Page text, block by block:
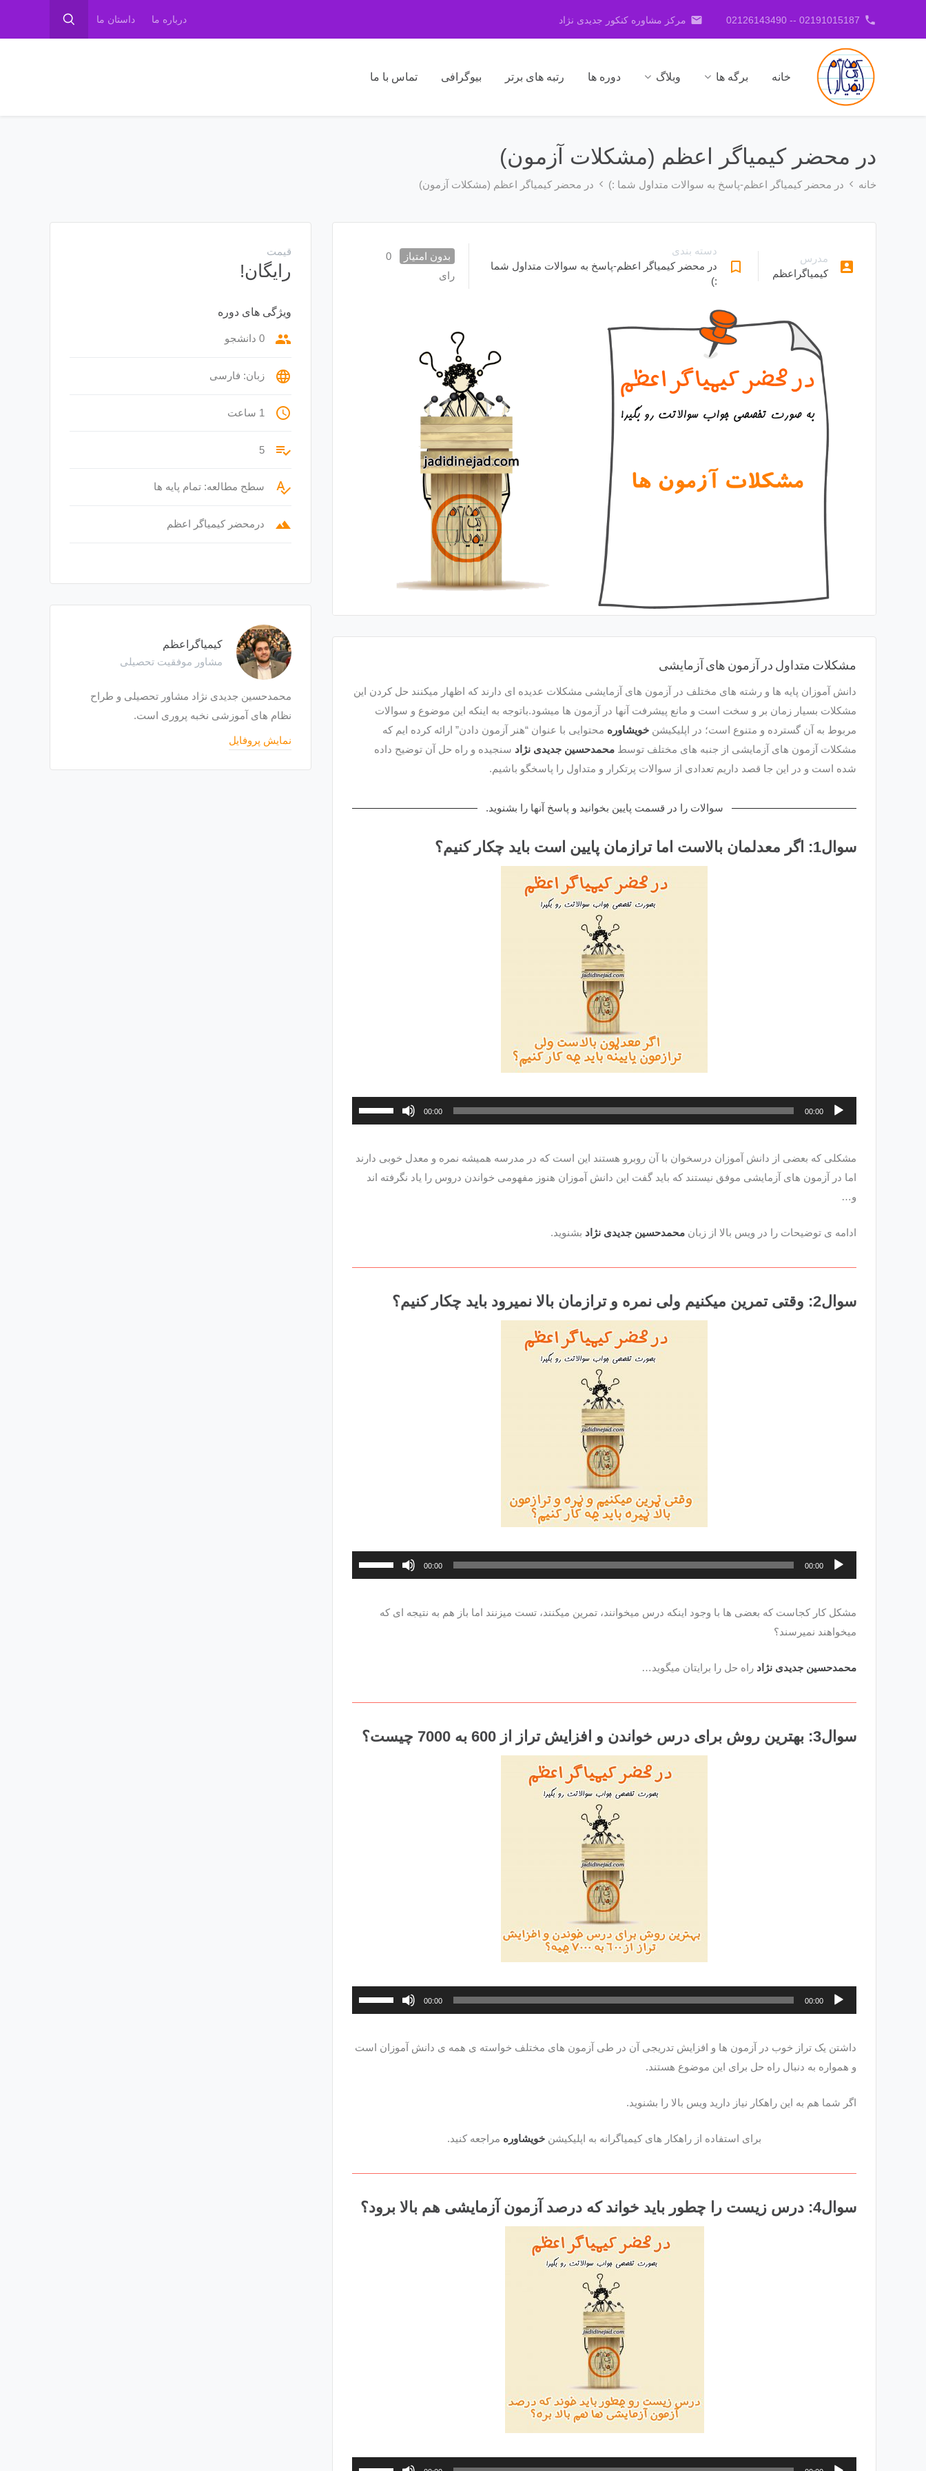
phone
02191015187 -- 02126143490
email مرکز مشاوره کنکور جدیدی نژاد درباره ما داستان ما
خانه برگه ها وبلاگ دوره ها رتبه های برتر بیوگرافی تماس با ما
در محضر کیمیاگر اعظم (مشکلات آزمون)
خانه در محضر کیمیاگر اعظم-پاسخ به سوالات متداول شما :) در محضر کیمیاگر اعظم (مشکلات آزمون)
account_box
مدرس
کیمیاگراعظم
bookmark_border
دسته بندی
در محضر کیمیاگر اعظم-پاسخ به سوالات متداول شما
:)
بدون امتیاز
0
رای
مشکلات متداول در آزمون های آزمایشی
دانش آموزان پایه ها و رشته های مختلف در آزمون های آزمایشی مشکلات عدیده ای دارند که اظهار میکنند حل کردن این
مشکلات بسیار زمان بر و سخت است و مانع پیشرفت آنها در آزمون ها میشود.باتوجه به اینکه این موضوع و سوالات
مربوط به آن گسترده و متنوع است؛ در اپلیکیشن خویشاوره محتوایی با عنوان “هنر آزمون دادن” ارائه کرده ایم که
مشکلات آزمون های آزمایشی از جنبه های مختلف توسط محمدحسین جدیدی نژاد سنجیده و راه حل آن توضیح داده
شده است و در این جا قصد داریم تعدادی از سوالات پرتکرار و متداول را پاسخگو باشیم.
سوالات را در قسمت پایین بخوانید و پاسخ آنها را بشنوید.
سوال1: اگر معدلمان بالاست اما ترازمان پایین است باید چکار کنیم؟
پخش‌کننده
صوت
00:00
00:00
برای
افزایش
کاهشمشکلی که بعضی از دانش آموزان درسخوان با آن روبرو هستند این است که در مدرسه همیشه نمره و معدل خوبی دارند
اما در آزمون های آزمایشی موفق نیستند که باید گفت این دانش آموزان هنوز مفهومی خواندن دروس را یاد نگرفته اند
و…
ادامه ی توضیحات را در ویس بالا از زبان محمدحسین جدیدی نژاد بشنوید.
سوال2: وقتی تمرین میکنیم ولی نمره و ترازمان بالا نمیرود باید چکار کنیم؟
پخش‌کننده
صوت
00:00
00:00
برای
افزایش
مشکل کار کجاست که بعضی ها با وجود اینکه درس میخوانند، تمرین میکنند، تست میزنند اما باز هم به نتیجه ای که
میخواهند نمیرسند؟
محمدحسین جدیدی نژاد راه حل را برایتان میگوید…
سوال3: بهترین روش برای درس خواندن و افزایش تراز از 600 به 7000 چیست؟
پخش‌کننده
صوت
00:00
00:00
برای
افزایش
کاهشداشتن یک تراز خوب در آزمون ها و افزایش تدریجی آن در طی آزمون های مختلف خواسته ی همه ی دانش آموزان است
و همواره به دنبال راه حل برای این موضوع هستند.
اگر شما هم به این راهکار نیاز دارید ویس بالا را بشنوید.
برای استفاده از راهکار های کیمیاگرانه به اپلیکیشن خویشاوره مراجعه کنید.
سوال4: درس زیست را چطور باید خواند که درصد آزمون آزمایشی هم بالا برود؟
پخش‌کننده برای
قیمت
رایگان!
ویژگی های دوره
group 0 دانشجو
language زبان: فارسی
access_time 1 ساعت
playlist_add_check
5
spellcheck سطح مطالعه: تمام پایه ها
terrain درمحضر کیمیاگر اعظم
کیمیاگراعظم
مشاور موفقیت تحصیلی
محمدحسین جدیدی نژاد مشاور تحصیلی و طراح
نظام های آموزشی نخبه پروری است.
نمایش پروفایل